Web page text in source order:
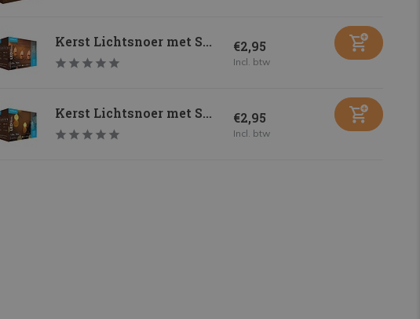
Kerst Lichtsnoer met S... €2,95
Incl. btw
Kerst Lichtsnoer met S... €2,95
Incl. btw